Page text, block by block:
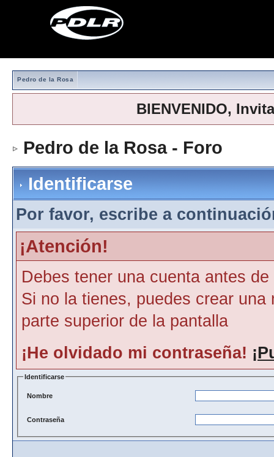
Pedro de la Rosa
BIENVENIDO,
Pedro de la Rosa - Foro
Identificarse
Por favor, escribe a
¡Atención!
Debes tener una cuenta antes
Si no la tienes, puedes crear
parte superior de la pantalla
¡He olvidado mi contraseña!
Identificarse
Nombre
Contraseña